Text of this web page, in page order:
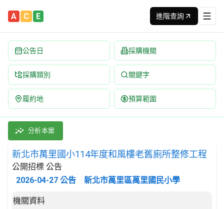
A C E 進階查詢
公告日 採購機關
採購類別 關鍵字
履約地 預算範圍
新北市萬里國小114年度和風樓老舊廁所整修工程 招標公告
採購類別：工程類 其他土木工程 | 招標方式：公開招標 |
分析本案
新北市萬里國小114年度和風樓老舊廁所整修工程
公開招標 公告
2026-04-27 公告 新北市萬里區萬里國民小學
招標公告詳細內容
機關資料